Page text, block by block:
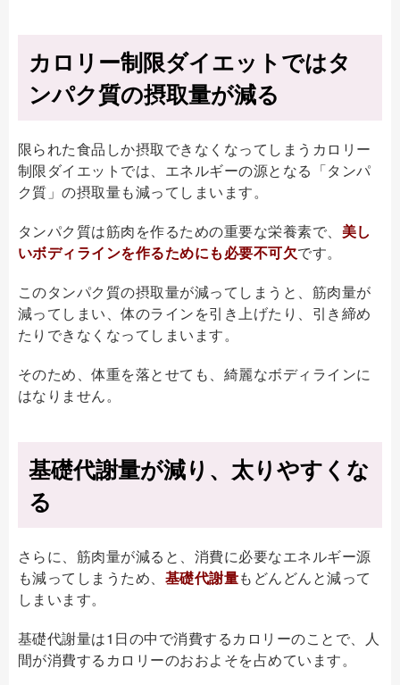
カロリー制限ダイエットではタ
ンパク質の摂取量が減る
限られた食品しか摂取できなくなってしまうカロリー
制限ダイエットでは、エネルギーの源となる「タンパ
ク質」の摂取量も減ってしまいます。
タンパク質は筋肉を作るための重要な栄養素で、 美し
いボディラインを作るためにも必要不可欠です。
このタンパク質の摂取量が減ってしまうと、筋肉量が
減ってしまい、体のラインを引き上げたり、引き締め
たりできなくなってしまいます。
そのため、体重を落とせても、綺麗なボディラインに
はなりません。
基礎代謝量が減り、太りやすくな
る
さらに、筋肉量が減ると、消費に必要なエネルギー源
も減ってしまうため、 基礎代謝量もどんどんと減って
しまいます。
基礎代謝量は1日の中で消費するカロリーのことで、人
間が消費するカロリーのおおよそを占めています。